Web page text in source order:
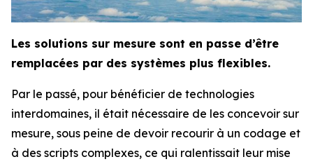
Les solutions sur mesure sont en passe d’être
remplacées par des systèmes plus flexibles.
Par le passé, pour bénéficier de technologies
interdomaines, il était nécessaire de les concevoir sur
mesure, sous peine de devoir recourir à un codage et
à des scripts complexes, ce qui ralentissait leur mise